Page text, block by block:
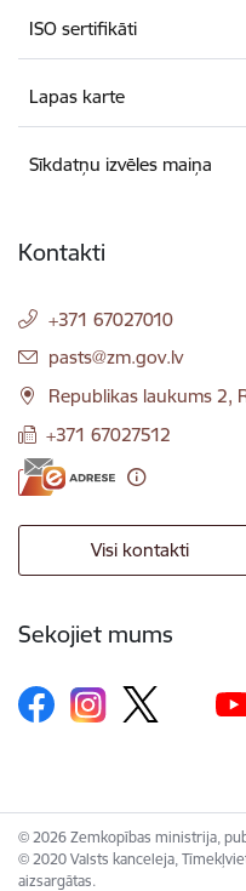
ISO sertifikāti
Lapas karte
Sīkdatņu izvēles maiņa
Kontakti
+371 67027010
E-pasts:
pasts@zm.gov.lv
Republikas laukums 2,
+371 67027512
Visi kontakti
Sekojiet mums
© 2026 Zemkopības ministrija,
© 2020 Valsts kanceleja,
aizsargātas.